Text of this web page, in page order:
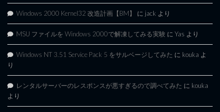
Windows 2000 Kernel32 改造計画【BM】 に jack より
MSU ファイルを Windows 2000で解凍してみる実験 に Yas より
Windows NT 3.51 Service Pack 5 をサルベージしてみた に kouka よ
り
レンタルサーバーのレスポンスが悪すぎるので調べてみた に kouka
より